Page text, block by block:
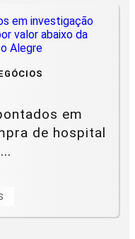
em
de hospital